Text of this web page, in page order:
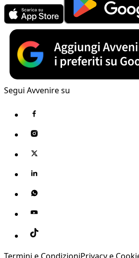
Segui Avvenire su